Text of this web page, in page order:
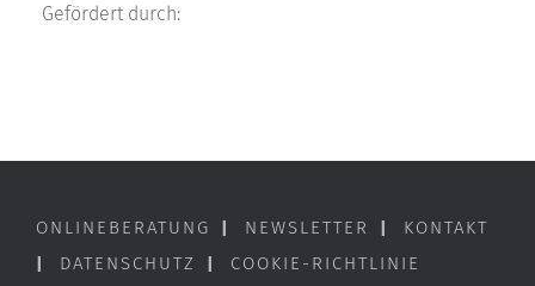
Gefördert durch:
ONLINEBERATUNG | NEWSLETTER | KONTAKT
| DATENSCHUTZ | COOKIE-RICHTLINIE